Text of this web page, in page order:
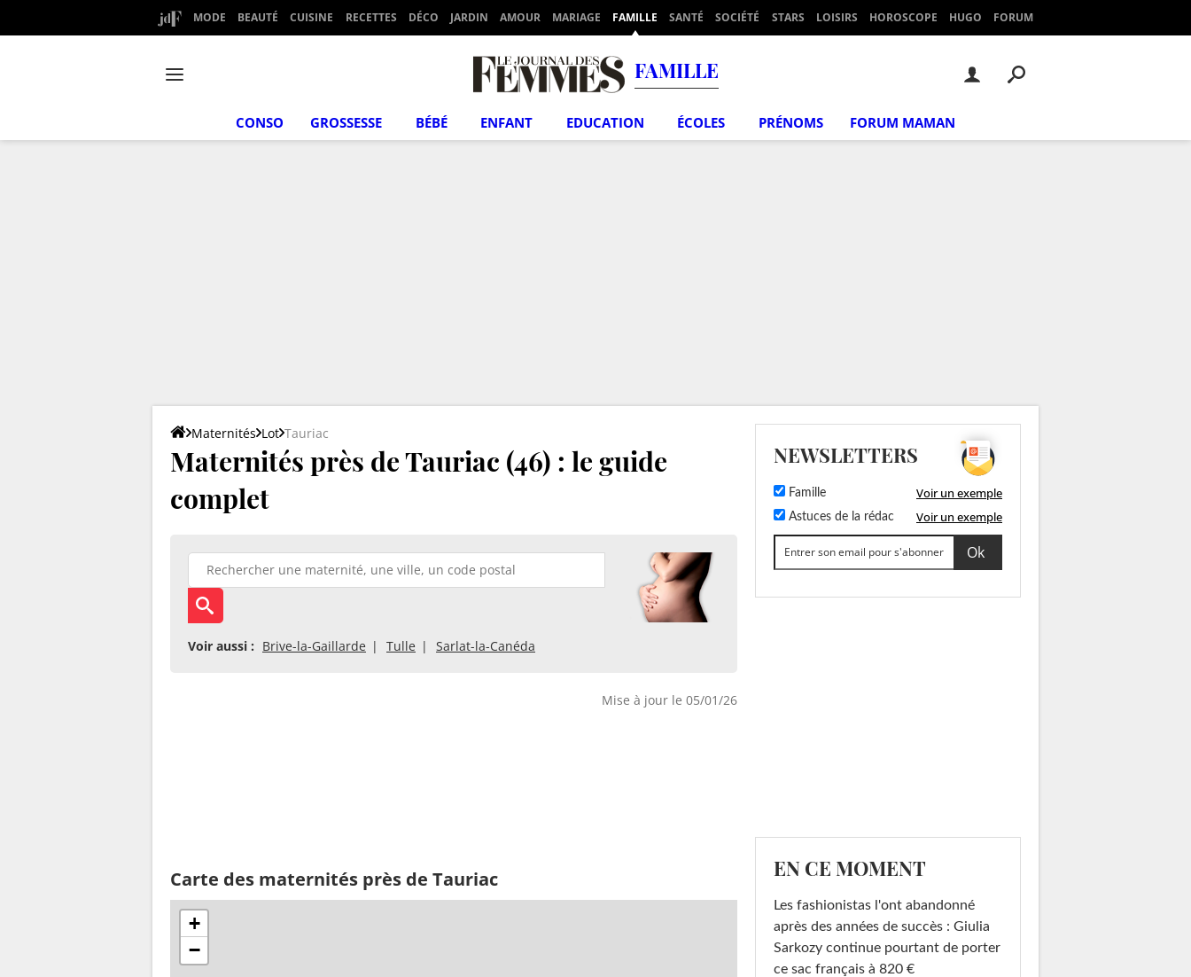
MODE BEAUTÉ CUISINE RECETTES DÉCO JARDIN AMOUR MARIAGE FAMILLE SANTÉ SOCIÉTÉ STARS LOISIRS HOROSCOPE HUGO FORUM
FAMILLE
CONSO GROSSESSE BÉBÉ ENFANT EDUCATION ÉCOLES PRÉNOMS FORUM MAMAN
Maternités Lot Tauriac
Maternités près de Tauriac (46) : le guide
complet
Voir aussi : Brive-la-Gaillarde Tulle Sarlat-la-Canéda
Mise à jour le 05/01/26
Carte des maternités près de Tauriac
+
−
NEWSLETTERS
Famille Voir un exemple
Astuces de la rédac Voir un exemple
EN CE MOMENT
Les fashionistas l'ont abandonné
après des années de succès : Giulia
Sarkozy continue pourtant de porter
ce sac français à 820 €